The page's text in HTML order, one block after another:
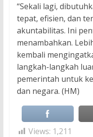
“Sekali lagi,
tepat, efisien, dan
akuntabilitas. Ini
menambahkan.
kembali
langkah-langkah
pemerintah untuk
dan negara. (HM)
Views: 1,211